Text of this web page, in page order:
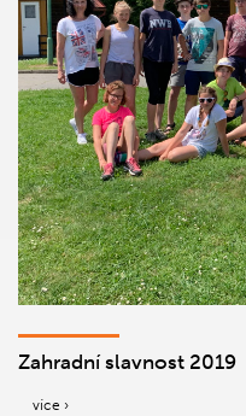
Zahradní slavnost 2019
více ›